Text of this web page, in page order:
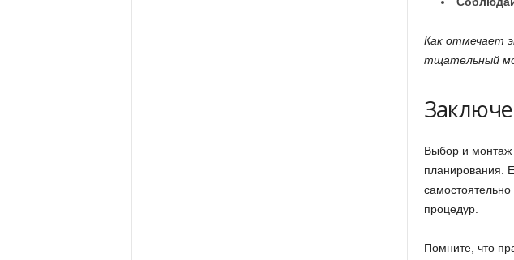
Как отмечает
тщательный
Выбор и монтаж
планирования.
процедур.
Помните, что